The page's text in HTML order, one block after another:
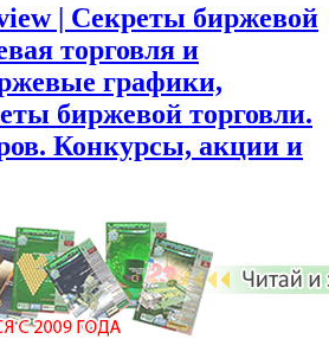
| Секреты биржевой
торговля и
графики,
биржевой торговли.
Конкурсы, акции и